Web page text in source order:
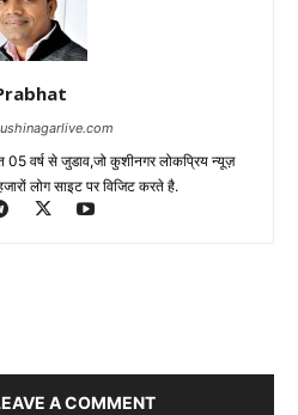
वर्ष से जुडाव,जो कुशीनगर लोकप्रिय न्यूज़
लोग साइट पर विजिट करते है.
A COMMENT